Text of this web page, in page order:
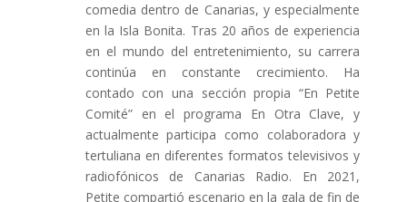
comedia dentro de Canarias, y especialmente
en la Isla Bonita. Tras 20 años de experiencia
en el mundo del entretenimiento, su carrera
continúa en constante crecimiento. Ha
contado con una sección propia “En Petite
Comité” en el programa En Otra Clave, y
actualmente participa como colaboradora y
tertuliana en diferentes formatos televisivos y
radiofónicos de Canarias Radio. En 2021,
Petite compartió escenario en la gala de fin de